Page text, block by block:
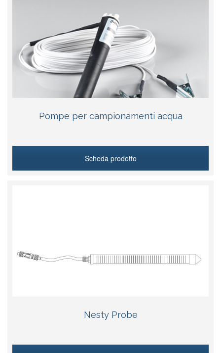
Pompe per campionamenti acqua
Scheda prodotto
Nesty Probe